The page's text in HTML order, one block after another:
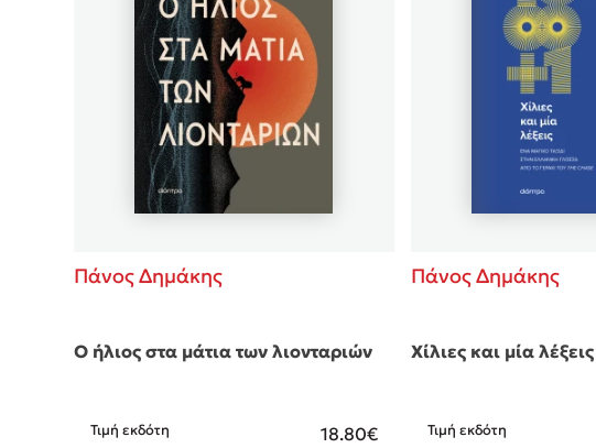
Πάνος Δημάκης
Ο ήλιος στα μάτια των λιονταριών
Τιμή εκδότη
18.80€
Πάνος Δημάκης
Χίλιες και μία λέξεις
Τιμή εκδότη